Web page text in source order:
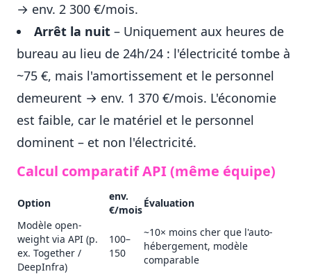
→ env. 2 300 €/mois.
Arrêt la nuit – Uniquement aux heures de
bureau au lieu de 24h/24 : l'électricité tombe à
~75 €, mais l'amortissement et le personnel
demeurent → env. 1 370 €/mois. L'économie
est faible, car le matériel et le personnel
dominent – et non l'électricité.
Calcul comparatif API (même équipe)
Option
env.
€/mois
Évaluation
Modèle open-
weight via API (p.
ex. Together /
DeepInfra)
100–
150
~10× moins cher que l'auto-
hébergement, modèle
comparable